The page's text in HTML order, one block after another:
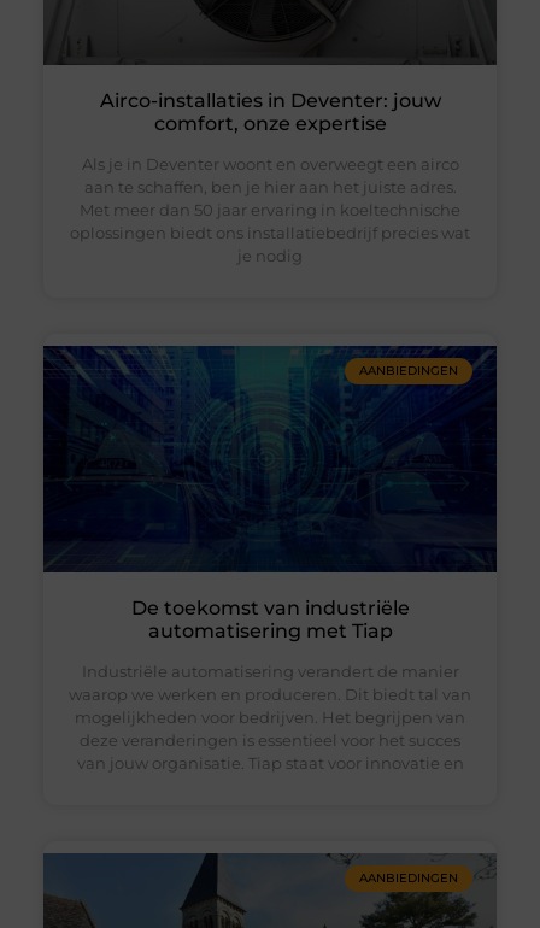
Airco-installaties in Deventer: jouw
comfort, onze expertise
Als je in Deventer woont en overweegt een airco
aan te schaffen, ben je hier aan het juiste adres.
Met meer dan 50 jaar ervaring in koeltechnische
oplossingen biedt ons installatiebedrijf precies wat
je nodig
AANBIEDINGEN
De toekomst van industriële
automatisering met Tiap
Industriële automatisering verandert de manier
waarop we werken en produceren. Dit biedt tal van
mogelijkheden voor bedrijven. Het begrijpen van
deze veranderingen is essentieel voor het succes
van jouw organisatie. Tiap staat voor innovatie en
AANBIEDINGEN